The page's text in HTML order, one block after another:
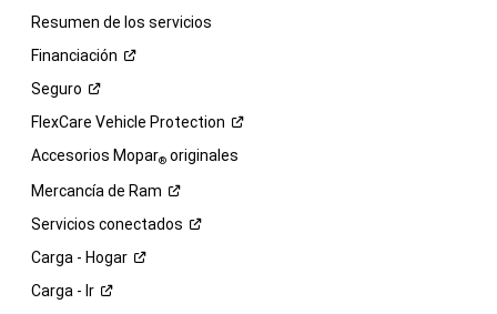
Resumen de los servicios
Financiación
Seguro
FlexCare Vehicle Protection
Accesorios Mopar®originales
Mercancía de Ram
Servicios conectados
Carga - Hogar
Carga - Ir